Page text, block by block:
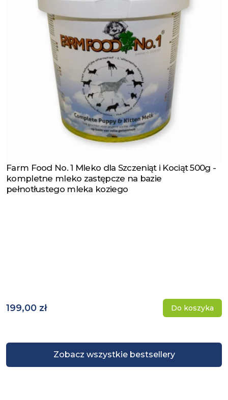
Zobacz wszystkie bestsellery
Zobacz produkt
Farm Food No. 1 Mleko dla Szczeniąt i Kociąt 500g -
kompletne mleko zastępcze na bazie
pełnotłustego mleka koziego
199,00 zł Do koszyka